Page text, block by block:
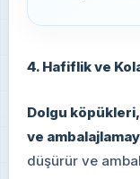
4. Hafiflik ve
Dolgu köpükleri,
ve
düşürür ve